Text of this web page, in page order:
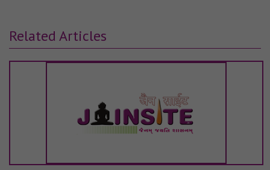
Related Articles